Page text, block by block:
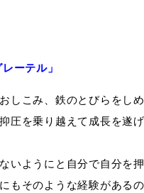
ーテル」
しこみ、鉄のとびらをし
圧を乗り越えて成長を遂
いようにと自分で自分を
もそのような経験がある